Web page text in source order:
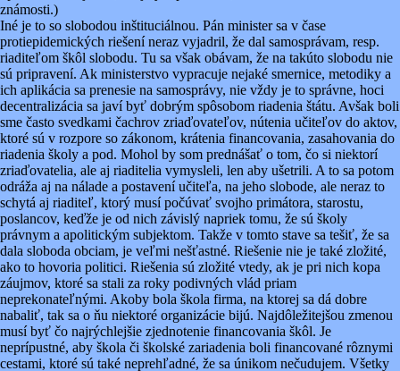
známosti.)
Iné je to so slobodou inštituciálnou. Pán minister sa v čase
protiepidemických riešení neraz vyjadril, že dal samosprávam, resp.
riaditeľom škôl slobodu. Tu sa však obávam, že na takúto slobodu nie
sú pripravení. Ak ministerstvo vypracuje nejaké smernice, metodiky a
ich aplikácia sa prenesie na samosprávy, nie vždy je to správne, hoci
decentralizácia sa javí byť dobrým spôsobom riadenia štátu. Avšak boli
sme často svedkami čachrov zriaďovateľov, nútenia učiteľov do aktov,
ktoré sú v rozpore so zákonom, krátenia financovania, zasahovania do
riadenia školy a pod. Mohol by som prednášať o tom, čo si niektorí
zriaďovatelia, ale aj riaditelia vymysleli, len aby ušetrili. A to sa potom
odráža aj na nálade a postavení učiteľa, na jeho slobode, ale neraz to
schytá aj riaditeľ, ktorý musí počúvať svojho primátora, starostu,
poslancov, keďže je od nich závislý napriek tomu, že sú školy
právnym a apolitickým subjektom. Takže v tomto stave sa tešiť, že sa
dala sloboda obciam, je veľmi nešťastné. Riešenie nie je také zložité,
ako to hovoria politici. Riešenia sú zložité vtedy, ak je pri nich kopa
záujmov, ktoré sa stali za roky podivných vlád priam
neprekonateľnými. Akoby bola škola firma, na ktorej sa dá dobre
nabaliť, tak sa o ňu niektoré organizácie bijú. Najdôležitejšou zmenou
musí byť čo najrýchlejšie zjednotenie financovania škôl. Je
neprípustné, aby škola či školské zariadenia boli financované rôznymi
cestami, ktoré sú také neprehľadné, že sa únikom nečudujem. Všetky